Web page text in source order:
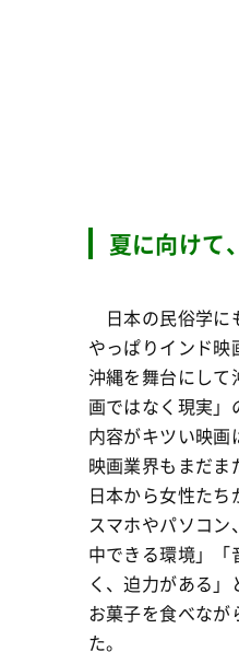
夏に向けて
日本の民俗学に
やっぱりインド映
沖縄を舞台にし
画ではなく現実」
内容がキツい映画
映画業界もまだま
日本から女性たち
スマホやパソコ
中できる環境」
く、迫力がある」
お菓子を食べな
た。